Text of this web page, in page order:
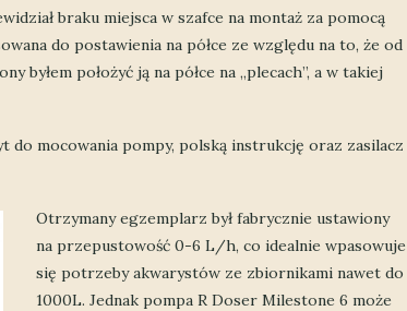
braku miejsca w szafce na montaż za pomocą
do postawienia na półce ze względu na to, że od
byłem położyć ją na półce na „plecach”, a w takiej
do mocowania pompy, polską instrukcję oraz zasilacz
Otrzymany egzemplarz był fabrycznie ustawiony
na przepustowość 0-6 L/h, co idealnie wpasowuje
się potrzeby akwarystów ze zbiornikami nawet do
1000L. Jednak pompa R Doser Milestone 6 może